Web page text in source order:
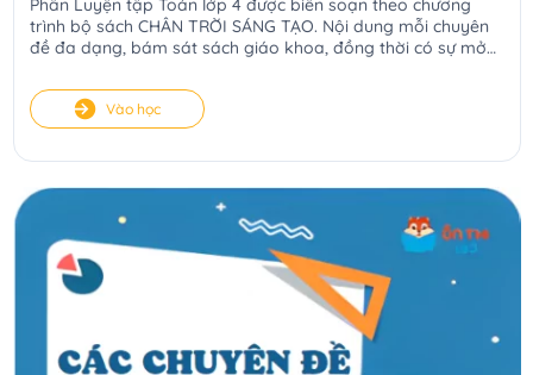
trình bộ sách CHÂN TRỜI SÁNG TẠO. Nội dung mỗi chuyên
đề đa dạng, bám sát sách giáo khoa, đồng thời có sự mở
tiếp cận kiến thức tốt, luyện tập đầy đủ các dạng bài từ cơ
bản đến nâng cao. Qua đó cải thiện kết quả học tập của
học sinh một cách rõ rệt.
Vào học